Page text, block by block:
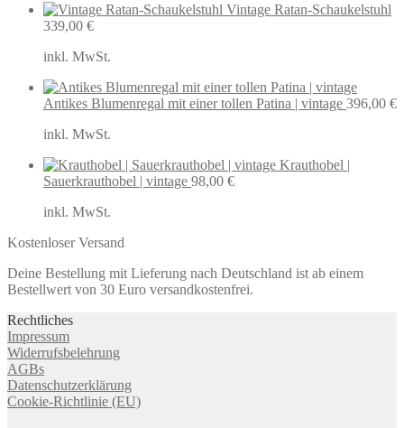
Vintage Ratan-Schaukelstuhl
339,00 €
inkl. MwSt.
Antikes Blumenregal mit einer tollen Patina | vintage 396,00 €
inkl. MwSt.
Krauthobel |
Sauerkrauthobel | vintage 98,00 €
inkl. MwSt.
Kostenloser Versand
Deine Bestellung mit Lieferung nach Deutschland ist ab einem
Bestellwert von 30 Euro versandkostenfrei.
Rechtliches
Impressum
Widerrufsbelehrung
AGBs
Datenschutzerklärung
Cookie-Richtlinie (EU)